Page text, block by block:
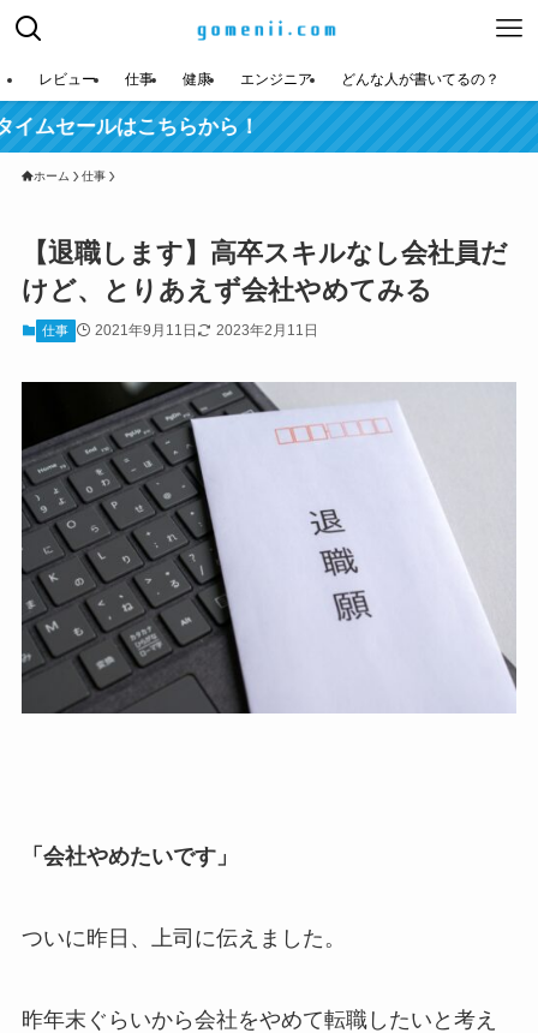
レビュー 仕事 健康 エンジニア どんな人が書いてるの？
こちらから！
ホーム 仕事
【退職します】高卒スキルなし会社員だ
けど、とりあえず会社やめてみる
仕事 2021年9月11日 2023年2月11日
「会社やめたいです」
ついに昨日、上司に伝えました。
昨年末ぐらいから会社をやめて転職したいと考え